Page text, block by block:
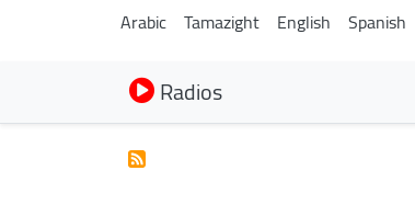
Arabic Tamazight English Spanish
Radios